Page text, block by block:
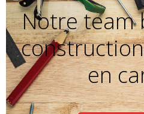
Notre team
en